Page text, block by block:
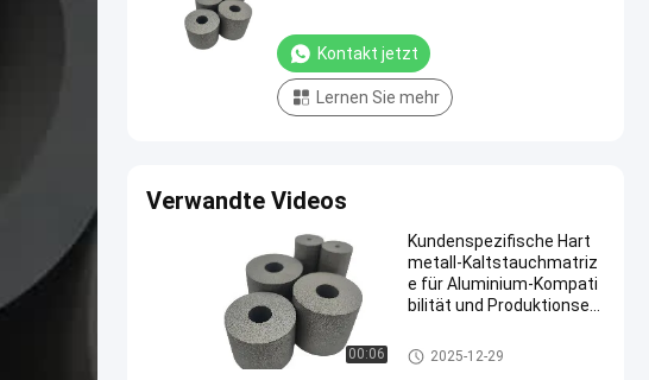
Kontakt jetzt
Lernen Sie mehr
Verwandte Videos
00:06
Kundenspezifische Hart
metall-Kaltstauchmatriz
e für Aluminium-Kompati
bilität und Produktionseffi
mit einem Gehalt an Kohlenwa
sserstoffen von mehr als 85 G
2025-12-29